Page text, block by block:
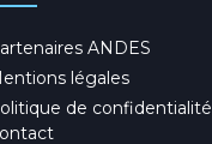
ANDES
légales
de confidentialité